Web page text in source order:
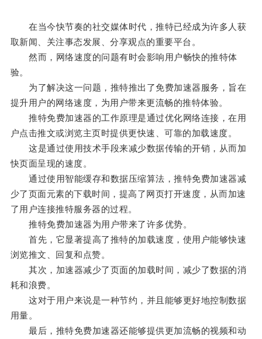
在当今快节奏的社交媒体时代，推特已经成为许多人获
取新闻、关注事态发展、分享观点的重要平台。
然而，网络速度的问题有时会影响用户畅快的推特体
验。
为了解决这一问题，推特推出了免费加速器服务，旨在
提升用户的网络速度，为用户带来更流畅的推特体验。
推特免费加速器的工作原理是通过优化网络连接，在用
户点击推文或浏览主页时提供更快速、可靠的加载速度。
这是通过使用技术手段来减少数据传输的开销，从而加
快页面呈现的速度。
通过使用智能缓存和数据压缩算法，推特免费加速器减
少了页面元素的下载时间，提高了网页打开速度，从而加速
了用户连接推特服务器的过程。
推特免费加速器为用户带来了许多优势。
首先，它显著提高了推特的加载速度，使用户能够快速
浏览推文、回复和点赞。
其次，加速器减少了页面的加载时间，减少了数据的消
耗和浪费。
这对于用户来说是一种节约，并且能够更好地控制数据
用量。
最后，推特免费加速器还能够提供更加流畅的视频和动